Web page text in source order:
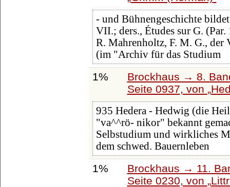
- und Bühnengeschichte
VII.; ders., Études sur G.
R. Mahrenholtz, F. M. G., der
(im "Archiv für das Studium
1%
Brockhaus → 8.
Seite 0937, von
935 Hedera - Hedwig (die
"va^^rö- nikor" bekannt
Selbstudium und wirkliches
dem schwed. Bauernleben
1%
Brockhaus → 11.
Seite 0230, von